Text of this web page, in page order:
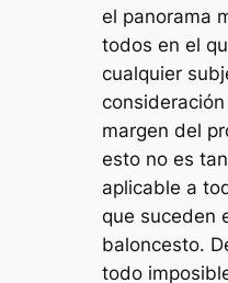
el panorama
todos en el
cualquier
margen del
esto no es
aplicable a
que suceden
baloncesto.
todo